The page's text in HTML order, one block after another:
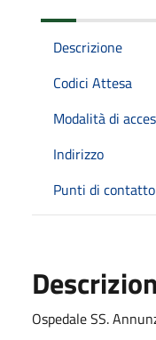
Descrizione
Codici Attesa
Modalità di
Indirizzo
Punti di contatto
Ospedale SS.